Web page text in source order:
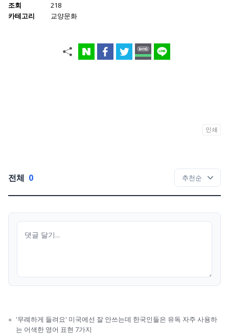
조회
218
카테고리
교양문화
인쇄
전체 0
« '무례하게 들려요' 미국에선 잘 안쓰는데 한국인들은 유독 자주 사용하
는 어색한 영어 표현 7가지